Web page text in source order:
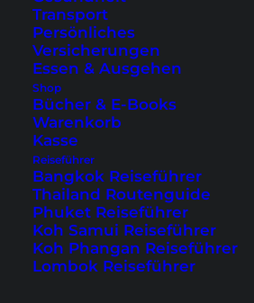
Transport
Persönliches
Versicherungen
Essen & Ausgehen
Shop
Bücher & E-Books
Warenkorb
Kasse
Reiseführer
Bangkok Reiseführer
Thailand Routenguide
Phuket Reiseführer
Koh Samui Reiseführer
Koh Phangan Reiseführer
Lombok Reiseführer
Ocean Road unterwegs ist und
hat, hier einen Stop empfehlen.